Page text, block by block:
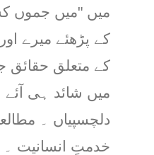
میں "میں جموں
کے پڑھئے میرے
کے متعلق حقائق
میں شائد ہی
دلچسپیاں ۔
خدمتِ انسانیت